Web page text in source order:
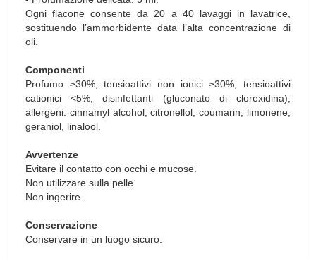
Ogni flacone consente da 20 a 40 lavaggi in lavatrice,
sostituendo l’ammorbidente data l’alta concentrazione di
oli.
Componenti
Profumo ≥30%, tensioattivi non ionici ≥30%, tensioattivi
cationici <5%, disinfettanti (gluconato di clorexidina);
allergeni: cinnamyl alcohol, citronellol, coumarin, limonene,
geraniol, linalool.
Avvertenze
Evitare il contatto con occhi e mucose.
Non utilizzare sulla pelle.
Non ingerire.
Conservazione
Conservare in un luogo sicuro.